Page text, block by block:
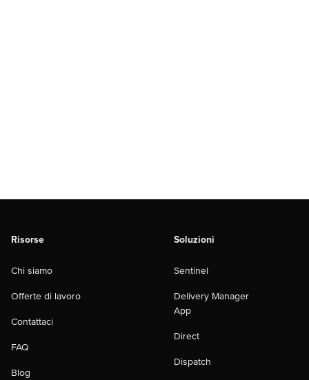
Risorse
Chi siamo
Offerte di lavoro
Contattaci
FAQ
Blog
Soluzioni
Sentinel
Delivery Manager
App
Direct
Dispatch